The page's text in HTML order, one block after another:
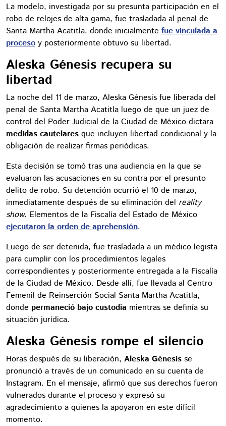
La modelo, investigada por su presunta participación en el
robo de relojes de alta gama, fue trasladada al penal de
Santa Martha Acatitla, donde inicialmente fue vinculada a
proceso y posteriormente obtuvo su libertad.
Aleska Génesis recupera su
libertad
La noche del 11 de marzo, Aleska Génesis fue liberada del
penal de Santa Martha Acatitla luego de que un juez de
control del Poder Judicial de la Ciudad de México dictara
medidas cautelares que incluyen libertad condicional y la
obligación de realizar firmas periódicas.
Esta decisión se tomó tras una audiencia en la que se
evaluaron las acusaciones en su contra por el presunto
delito de robo. Su detención ocurrió el 10 de marzo,
inmediatamente después de su eliminación del reality
show. Elementos de la Fiscalía del Estado de México
ejecutaron la orden de aprehensión.
Luego de ser detenida, fue trasladada a un médico legista
para cumplir con los procedimientos legales
correspondientes y posteriormente entregada a la Fiscalía
de la Ciudad de México. Desde allí, fue llevada al Centro
Femenil de Reinserción Social Santa Martha Acatitla,
donde permaneció bajo custodia mientras se definía su
situación jurídica.
Aleska Génesis rompe el silencio
Horas después de su liberación, Aleska Génesis se
pronunció a través de un comunicado en su cuenta de
Instagram. En el mensaje, afirmó que sus derechos fueron
vulnerados durante el proceso y expresó su
agradecimiento a quienes la apoyaron en este difícil
momento.